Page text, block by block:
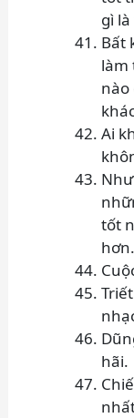
gì
Bất
làm
nào
Ai
tốt
hơn.
hãi.